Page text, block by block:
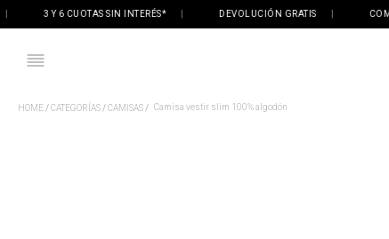
3 Y 6 CUOTAS SIN INTERÉS* | DEVOLUCIÓN GRATIS |
CATEGORÍAS CAMISAS Camisa vestir slim 100% algodón